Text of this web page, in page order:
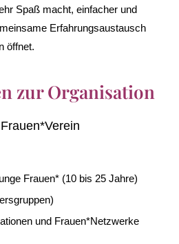
Spaß macht, einfacher und
Erfahrungsaustausch
öffnet.
zur Organisation
Frauen*Verein
Frauen* (10 bis 25 Jahre)
und Frauen*Netzwerke